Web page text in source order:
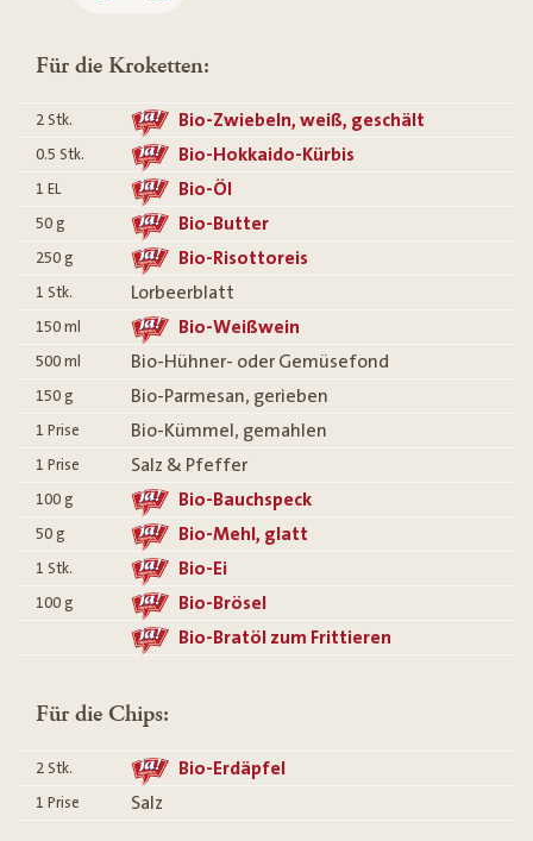
Für die Kroketten:
2 Stk. Bio-Zwiebeln, weiß, geschält
0.5 Stk. Bio-Hokkaido-Kürbis
1 EL Bio-Öl
50 g Bio-Butter
250 g Bio-Risottoreis
1 Stk. Lorbeerblatt
150 ml Bio-Weißwein
500 ml Bio-Hühner- oder Gemüsefond
150 g Bio-Parmesan, gerieben
1 Prise Bio-Kümmel, gemahlen
1 Prise Salz & Pfeffer
100 g Bio-Bauchspeck
50 g Bio-Mehl, glatt
1 Stk. Bio-Ei
100 g
Bio-Brösel
Bio-Bratöl zum Frittieren
Für die Chips:
2 Stk. Bio-Erdäpfel
1 Prise Salz